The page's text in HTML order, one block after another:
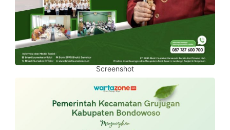
Screenshot